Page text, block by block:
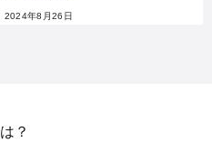
2024年8月26日
？